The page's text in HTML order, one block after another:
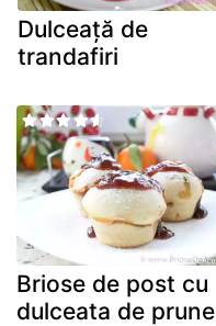
Dulceață de
trandafiri
Briose de post cu
dulceata de prune